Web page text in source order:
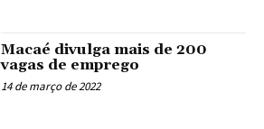
Macaé divulga mais de 200
vagas de emprego
14 de março de 2022